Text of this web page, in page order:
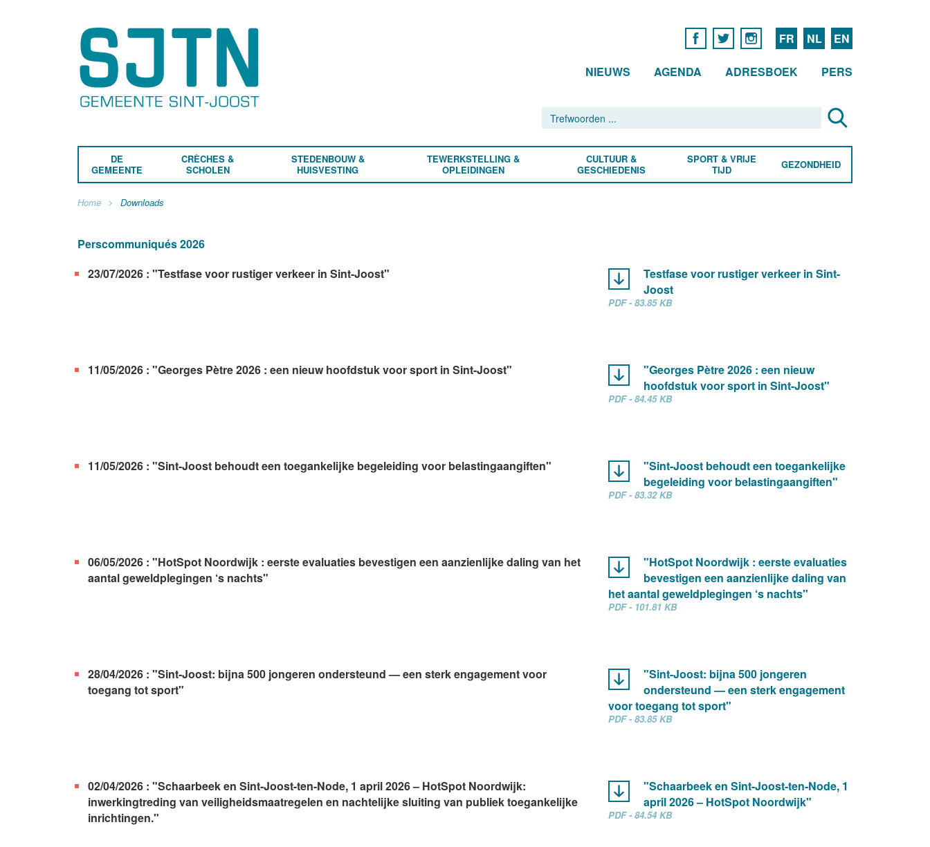
FR NL EN
NIEUWS AGENDA ADRESBOEK PERS
DE
GEMEENTE
CRÈCHES &
SCHOLEN
STEDENBOUW &
HUISVESTING
TEWERKSTELLING &
OPLEIDINGEN
CULTUUR &
GESCHIEDENIS
SPORT & VRIJE
TIJD
GEZONDHEID
Home Downloads
Perscommuniqués 2026
23/07/2026 : "Testfase voor rustiger verkeer in Sint-Joost"
Testfase voor rustiger verkeer in Sint-
Joost
PDF - 83.85 KB
11/05/2026 : "Georges Pètre 2026 : een nieuw hoofdstuk voor sport in Sint-Joost"
"Georges Pètre 2026 : een nieuw
hoofdstuk voor sport in Sint-Joost"
PDF - 84.45 KB
11/05/2026 : "Sint-Joost behoudt een toegankelijke begeleiding voor belastingaangiften"
"Sint-Joost behoudt een toegankelijke
begeleiding voor belastingaangiften"
PDF - 83.32 KB
06/05/2026 : "HotSpot Noordwijk : eerste evaluaties bevestigen een aanzienlijke daling van het
aantal geweldplegingen ‘s nachts"
"HotSpot Noordwijk : eerste evaluaties
bevestigen een aanzienlijke daling van
het aantal geweldplegingen ‘s nachts"
PDF - 101.81 KB
28/04/2026 : "Sint-Joost: bijna 500 jongeren ondersteund — een sterk engagement voor
toegang tot sport"
"Sint-Joost: bijna 500 jongeren
ondersteund — een sterk engagement
voor toegang tot sport"
PDF - 83.85 KB
02/04/2026 : "Schaarbeek en Sint-Joost-ten-Node, 1 april 2026 – HotSpot Noordwijk:
inwerkingtreding van veiligheidsmaatregelen en nachtelijke sluiting van publiek toegankelijke
inrichtingen."
"Schaarbeek en Sint-Joost-ten-Node, 1
april 2026 – HotSpot Noordwijk"
PDF - 84.54 KB